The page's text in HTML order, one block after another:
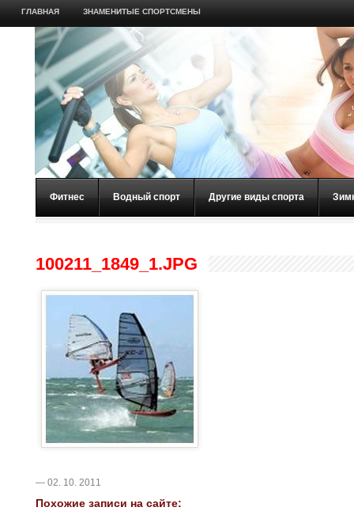
ГЛАВНАЯ ЗНАМЕНИТЫЕ СПОРТСМЕНЫ
Фитнес Водный спорт Другие виды спорта
100211_1849_1.JPG
— 02. 10. 2011
Похожие записи на сайте: